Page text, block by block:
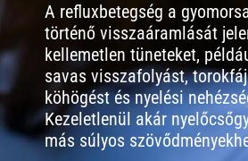
A refluxbetegség a
történő visszaáramlását
kellemetlen tüneteket,
savas visszafolyást,
köhögést és nyelési
Kezeletlenül akár
más súlyos